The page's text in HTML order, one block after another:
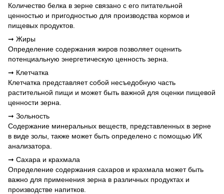
Количество белка в зерне связано с его питательной
ценностью и пригодностью для производства кормов и
пищевых продуктов.
➞ Жиры
Определение содержания жиров позволяет оценить
потенциальную энергетическую ценность зерна.
➞ Клетчатка
Клетчатка представляет собой несъедобную часть
растительной пищи и может быть важной для оценки пищевой
ценности зерна.
➞ Зольность
Содержание минеральных веществ, представленных в зерне
в виде золы, также может быть определено с помощью ИК
анализатора.
➞ Сахара и крахмала
Определение содержания сахаров и крахмала может быть
важно для применения зерна в различных продуктах и
производстве напитков.